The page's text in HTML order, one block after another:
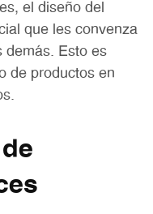
el diseño del
que les convenza
demás. Esto es
de productos en